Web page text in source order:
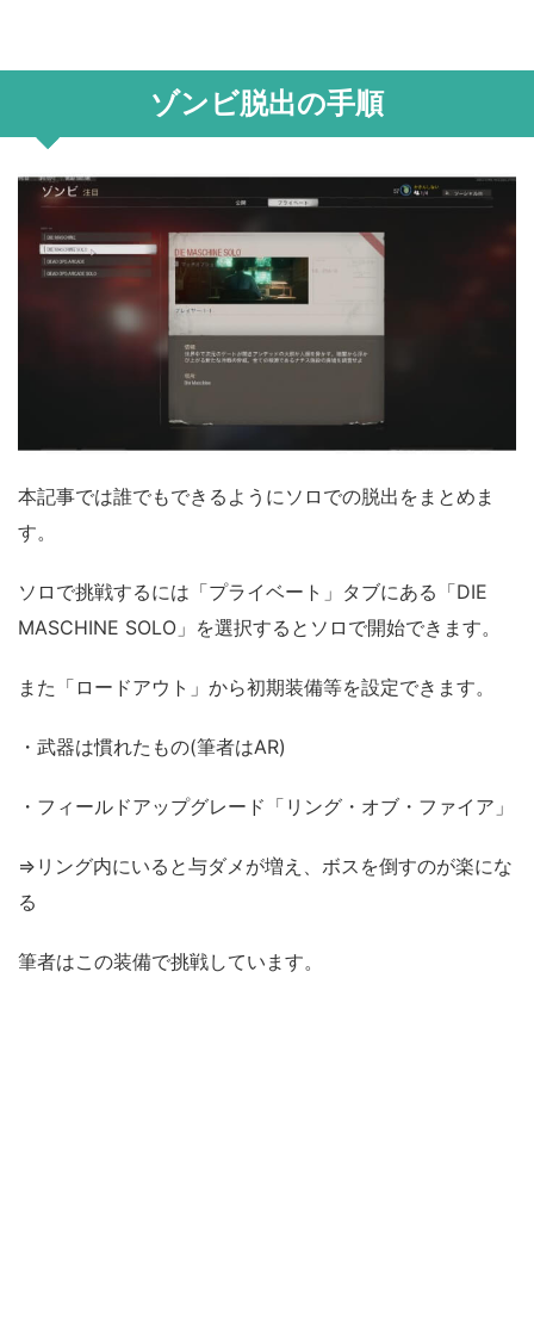
ゾンビ脱出の手順
本記事では誰でもできるようにソロでの脱出をまとめま
す。
ソロで挑戦するには「プライベート」タブにある「DIE
MASCHINE SOLO」を選択するとソロで開始できます。
また「ロードアウト」から初期装備等を設定できます。
・武器は慣れたもの(筆者はAR)
・フィールドアップグレード「リング・オブ・ファイア」
⇒リング内にいると与ダメが増え、ボスを倒すのが楽にな
る
筆者はこの装備で挑戦しています。